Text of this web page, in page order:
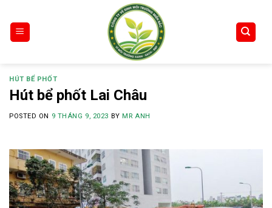
content
HÚT BỂ PHỐT
Hút bể phốt Lai Châu
POSTED ON 9 THÁNG 9, 2023 BY MR ANH